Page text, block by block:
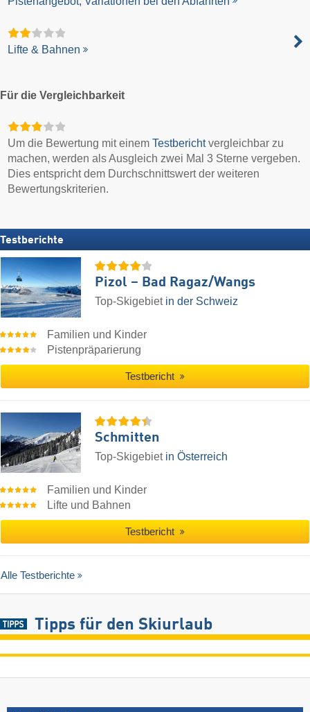
Lifte & Bahnen
Für die Vergleichbarkeit
Um die Bewertung mit einemTestberichtvergleichbar zu
machen, werden als Ausgleich zwei Mal 3 Sterne vergeben.
Dies entspricht dem Durchschnittswert der weiteren
Bewertungskriterien.
Testberichte
Pizol – Bad Ragaz/​Wangs
Top-Skigebiet in der Schweiz
Familien und Kinder
Pistenpräparierung
Testbericht
Schmitten
Top-Skigebiet in Österreich
Familien und Kinder
Lifte und Bahnen
Testbericht
Alle Testberichte
Tipps für den Skiurlaub